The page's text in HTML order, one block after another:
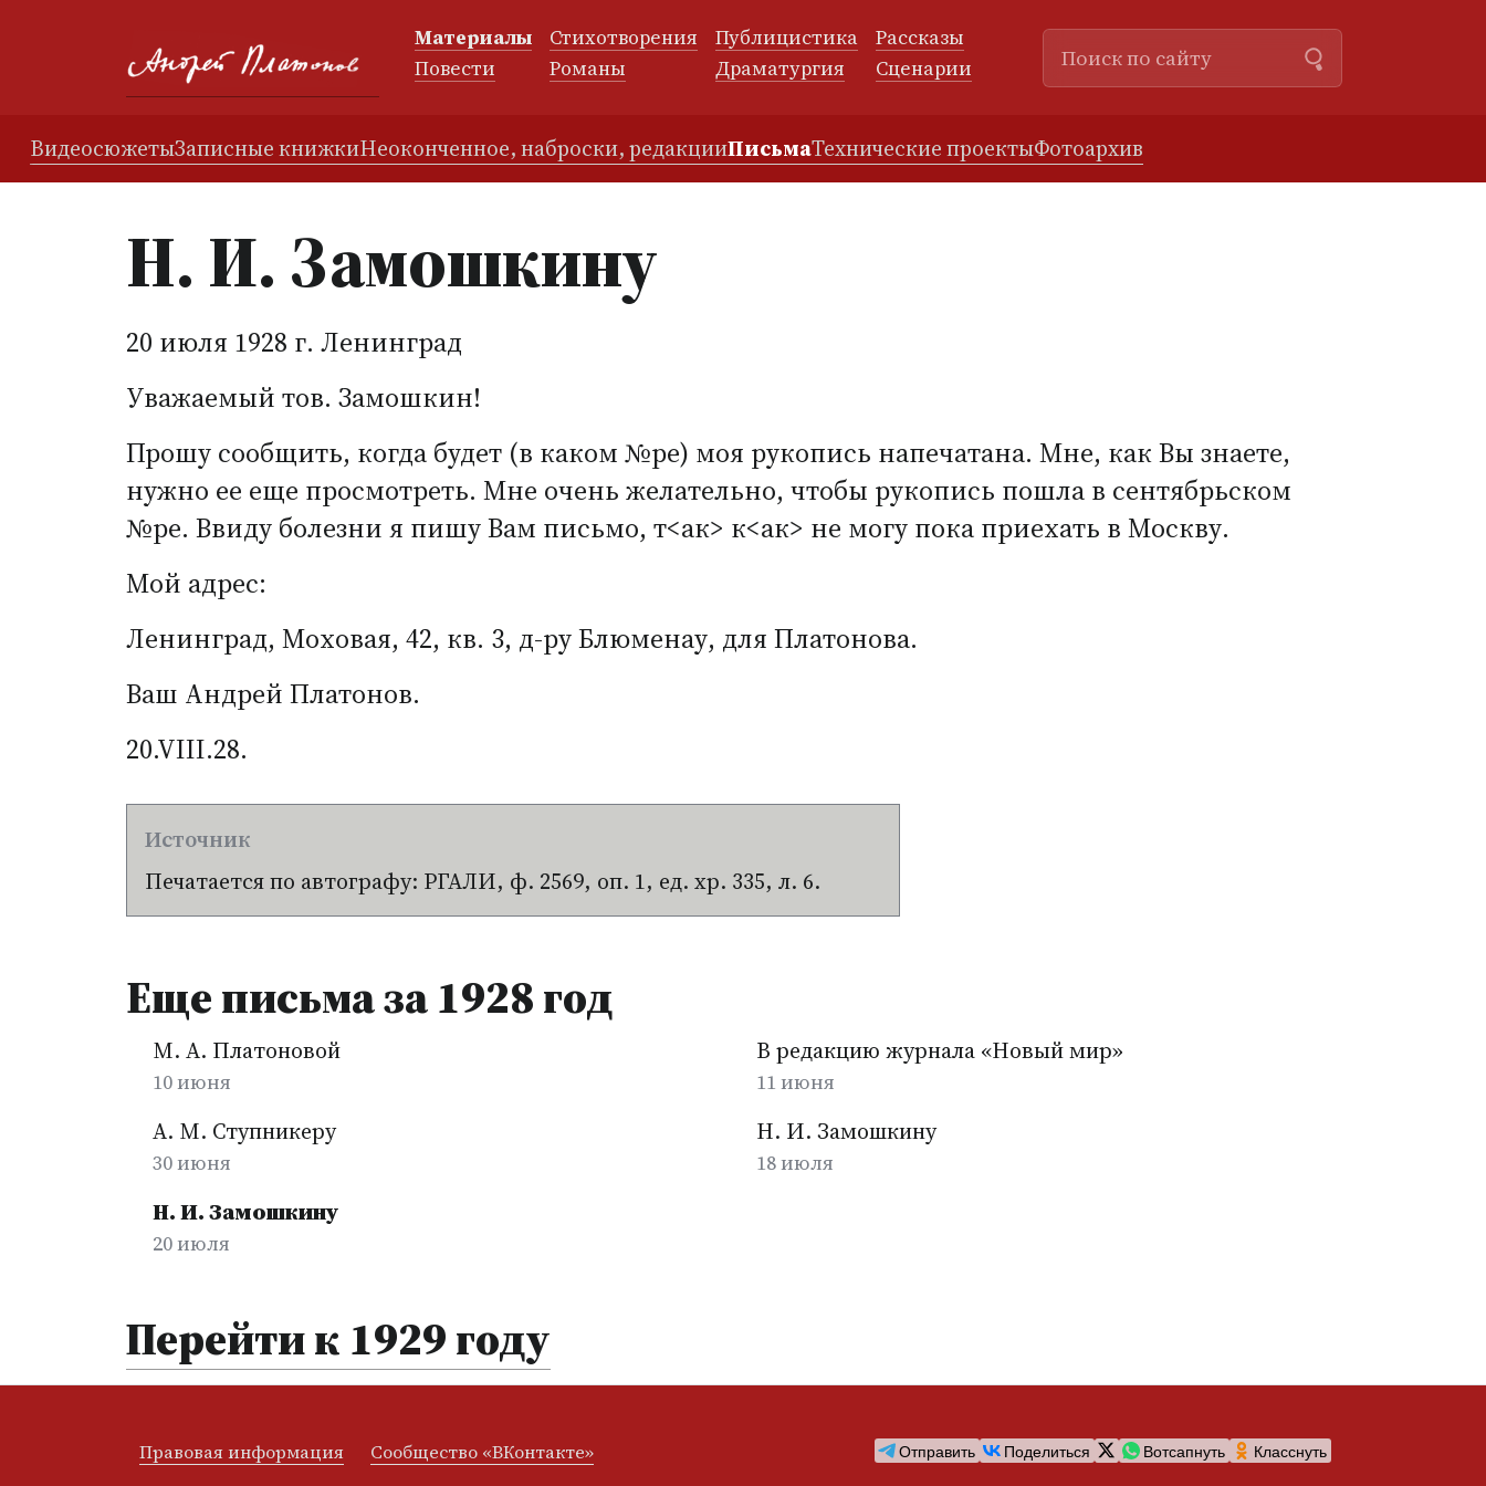
Материалы Стихотворения Публицистика
Рассказы
Повести
Романы Драматургия Сценарии
ВидеосюжетыЗаписные книжкиНеоконченное, наброски, редакцииПисьмаТехнические проектыФотоархив
Н. И. Замошкину
20 июля 1928 г. Ленинград
Уважаемый тов. Замошкин!
Прошу сообщить, когда будет (в каком №ре) моя рукопись напечатана. Мне, как Вы знаете,
нужно ее еще просмотреть. Мне очень желательно, чтобы рукопись пошла в сентябрьском
№ре. Ввиду болезни я пишу Вам письмо, т<ак> к<ак> не могу пока приехать в Москву.
Мой адрес:
Ленинград, Моховая, 42, кв. 3, д-ру Блюменау, для Платонова.
Ваш Андрей Платонов.
20.VIII.28.
Печатается по автографу: РГАЛИ, ф. 2569, оп. 1, ед. хр. 335, л. 6.
Еще письма за 1928 год
М. А. Платоновой
10 июня
В редакцию журнала «Новый мир»
11 июня
А. М. Ступникеру
30 июня
Н. И. Замошкину
18 июля
Н. И. Замошкину
20 июля
Перейти к 1929 году
Правовая информация
Сообщество «ВКонтакте»
Отправить Поделиться Вотсапнуть Класснуть